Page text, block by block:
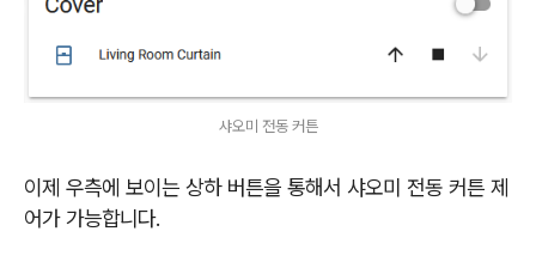
샤오미 전동 커튼
이제 우측에 보이는 상하 버튼을 통해서 샤오미 전동 커튼 제
어가 가능합니다.